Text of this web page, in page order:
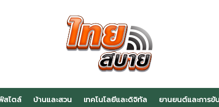
สไตล์ บ้านและสวน เทคโนโลยีและดิจิทัล ยานยนต์และการขั